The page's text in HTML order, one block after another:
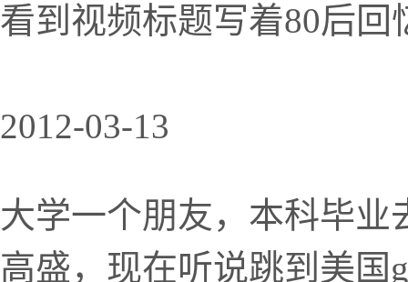
看到视频标题写着80后
2012-03-13
大学一个朋友，本科毕
高盛，现在听说跳到美国